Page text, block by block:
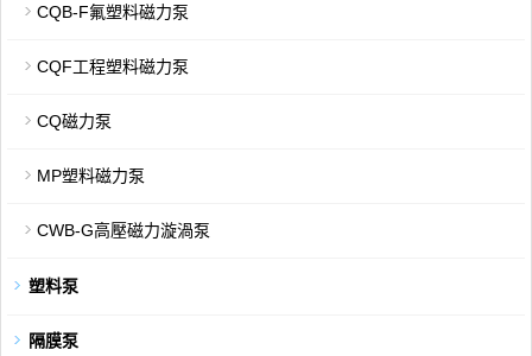
CQB-F氟塑料磁力泵
CQF工程塑料磁力泵
CQ磁力泵
MP塑料磁力泵
CWB-G高壓磁力漩渦泵
塑料泵
隔膜泵